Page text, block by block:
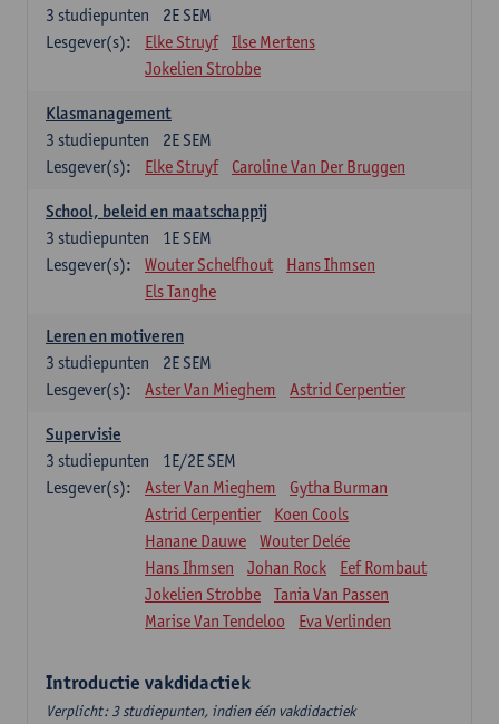
2E SEM
3 studiepunten
Lesgever(s):
Elke Struyf
Ilse Mertens
Jokelien Strobbe
Klasmanagement
2E SEM
3 studiepunten
Lesgever(s):
Elke Struyf Caroline Van Der Bruggen
School, beleid en maatschappij
1E SEM
3 studiepunten
Lesgever(s):
Wouter Schelfhout
Hans Ihmsen
Els Tanghe
Leren en motiveren
2E SEM
3 studiepunten
Lesgever(s):
Aster Van Mieghem Astrid Cerpentier
Supervisie
1E/2E SEM
3 studiepunten
Lesgever(s):
Aster Van Mieghem
Gytha Burman
Astrid Cerpentier
Koen Cools
Hanane Dauwe
Wouter Delée
Hans Ihmsen
Johan Rock
Eef Rombaut
Jokelien Strobbe
Tania Van Passen
Marise Van Tendeloo
Eva Verlinden
Introductie vakdidactiek
Verplicht: 3 studiepunten, indien één vakdidactiek